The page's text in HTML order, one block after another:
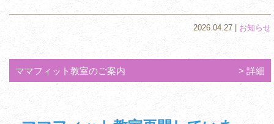
2026.04.27 | お知らせ
ママフィット教室のご案内 詳細